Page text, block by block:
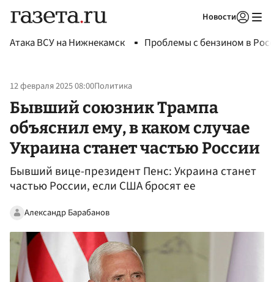
Новости
Атака ВСУ на Нижнекамск Проблемы с бензином в
12 февраля 2025 08:00Политика
Бывший союзник Трампа
объяснил ему, в каком случае
Украина станет частью России
Бывший вице-президент Пенс: Украина станет
частью России, если США бросят ее
Александр Барабанов